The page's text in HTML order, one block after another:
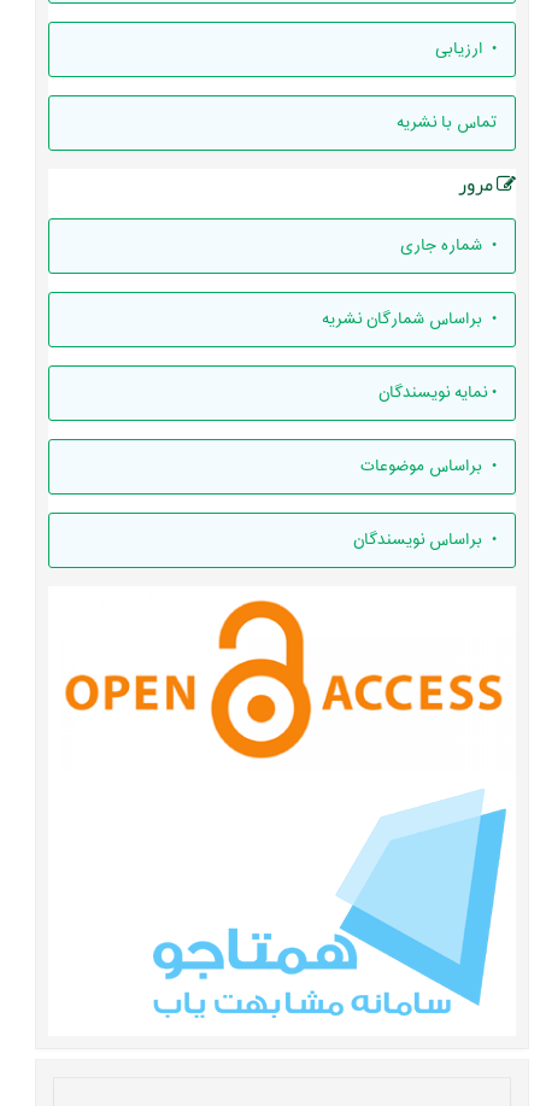
• ارزيابی
تماس با نشریه
مرور
• شماره جاری
• براساس شمارگان نشریه
•نمایه نویسندگان
• براساس موضوعات
• براساس نویسندگان